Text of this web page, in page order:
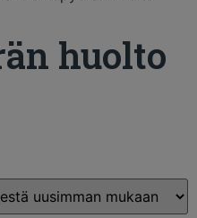
huolto